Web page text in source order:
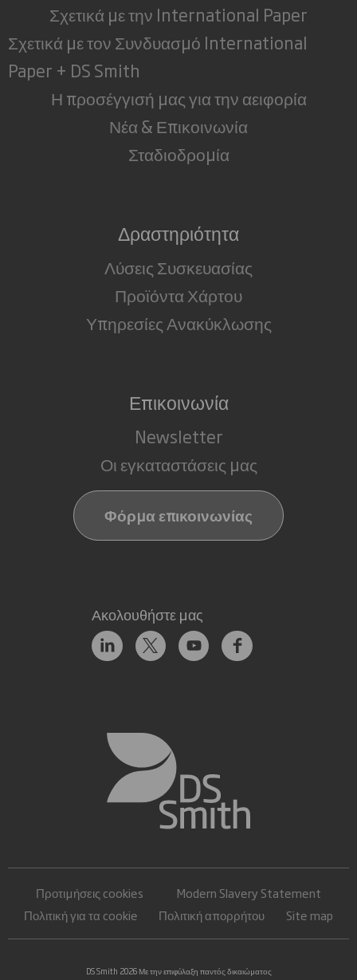
Σχετικά με την International Paper
Σχετικά με τον Συνδυασμό International
Paper + DS Smith
Η προσέγγισή μας για την αειφορία
Νέα & Επικοινωνία
Σταδιοδρομία
Δραστηριότητα
Λύσεις Συσκευασίας
Προϊόντα Χάρτου
Υπηρεσίες Ανακύκλωσης
Επικοινωνία
Newsletter
Οι εγκαταστάσεις μας
Φόρμα επικοινωνίας
Ακολουθήστε μας
Προτιμήσεις cookies
Modern Slavery Statement
Πολιτική για τα cookie
Πολιτική απορρήτου Site map
DS Smith 2026 Με την επιφύλαξη παντός δικαιώματος